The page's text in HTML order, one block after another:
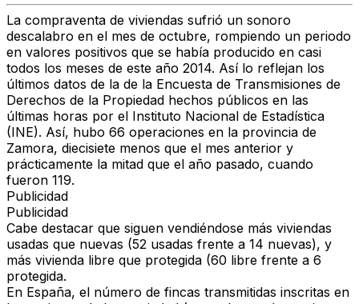
La compraventa de viviendas sufrió un sonoro
descalabro en el mes de octubre, rompiendo un periodo
en valores positivos que se había producido en casi
todos los meses de este año 2014. Así lo reflejan los
últimos datos de la de la Encuesta de Transmisiones de
Derechos de la Propiedad hechos públicos en las
últimas horas por el Instituto Nacional de Estadística
(INE). Así, hubo 66 operaciones en la provincia de
Zamora, diecisiete menos que el mes anterior y
prácticamente la mitad que el año pasado, cuando
fueron 119.
Publicidad
Publicidad
Cabe destacar que siguen vendiéndose más viviendas
usadas que nuevas (52 usadas frente a 14 nuevas), y
más vivienda libre que protegida (60 libre frente a 6
protegida.
En España, el número de fincas transmitidas inscritas en